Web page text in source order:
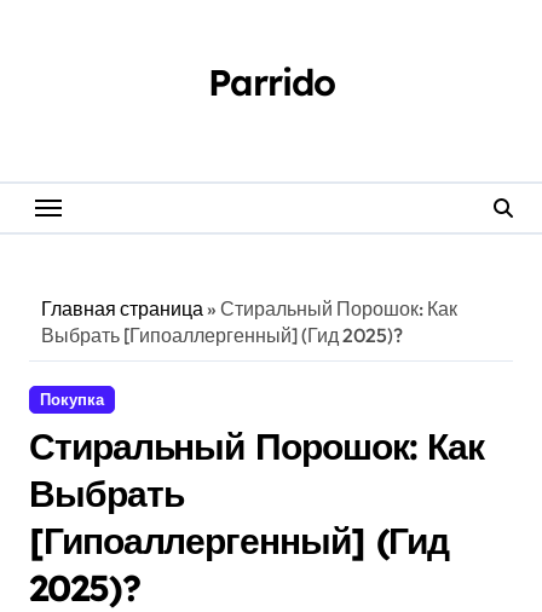
Parrido
Главная страница» Стиральный Порошок: Как
Выбрать [Гипоаллергенный] (Гид 2025)?
Покупка
Стиральный Порошок: Как
Выбрать
[Гипоаллергенный] (Гид
2025)?